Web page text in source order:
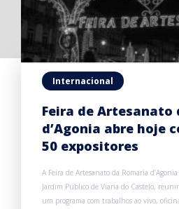
Internacional
Feira de Artesanato
d’Agonia abre hoje
50 expositores
A Feira de Artesanato da Romaria
Jardim Público de Viana do Castelo,
um programa com trabalhos ao vivo,